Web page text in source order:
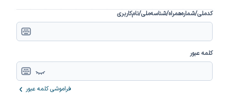
کدملی/شماره‌همراه/شناسه‌ملی/نام‌کاربری
کلمه عبور
فراموشی کلمه‌ عبور